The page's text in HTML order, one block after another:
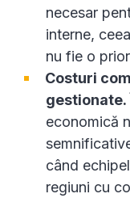
necesar
interne,
nu fie o
Costuri
gestionate.
economică
când
regiuni cu